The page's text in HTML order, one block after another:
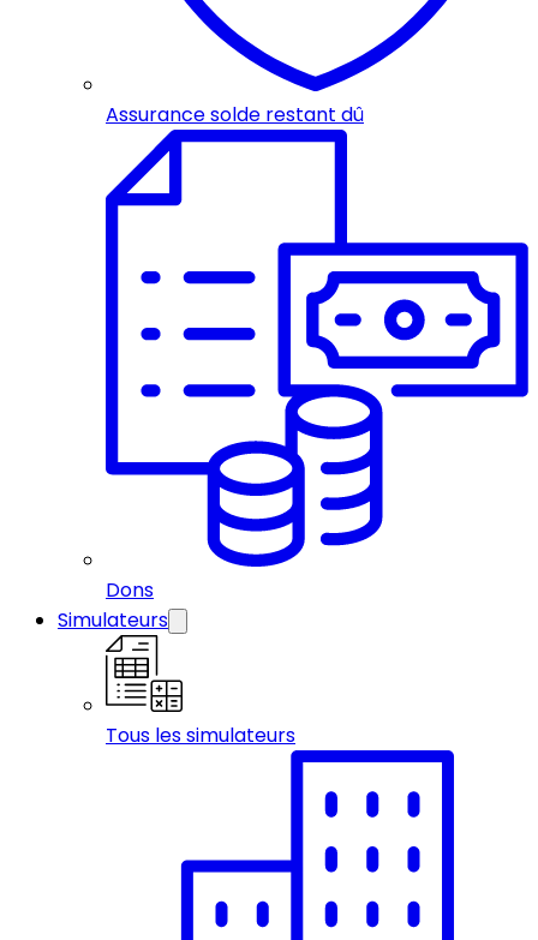
Assurance solde restant dû
Dons
Simulateurs
Tous les simulateurs